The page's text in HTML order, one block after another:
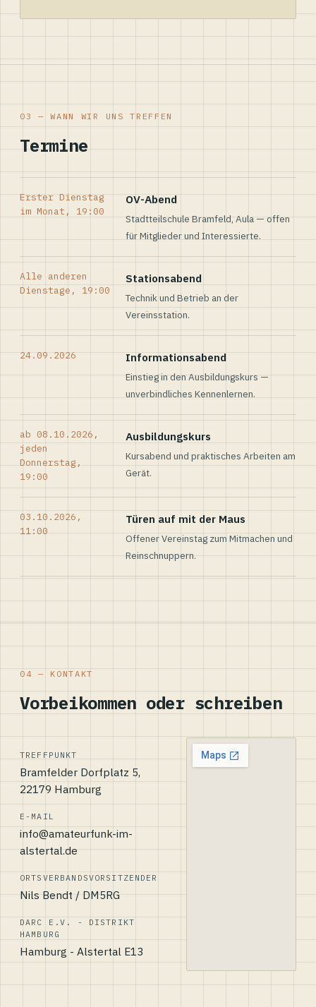
03 — WANN WIR UNS TREFFEN
Termine
Erster Dienstag
im Monat, 19:00
OV-Abend
Stadtteilschule Bramfeld, Aula — offen
für Mitglieder und Interessierte.
Alle anderen
Dienstage, 19:00
Stationsabend
Technik und Betrieb an der
Vereinsstation.
24.09.2026 Informationsabend
Einstieg in den Ausbildungskurs —
unverbindliches Kennenlernen.
ab 08.10.2026,
jeden
Donnerstag,
19:00
Ausbildungskurs
Kursabend und praktisches Arbeiten am
Gerät.
03.10.2026,
11:00
Türen auf mit der Maus
Offener Vereinstag zum Mitmachen und
Reinschnuppern.
04 — KONTAKT
Vorbeikommen oder schreiben
TREFFPUNKT
Bramfelder Dorfplatz 5,
22179 Hamburg
E-MAIL
info@amateurfunk-im-
alstertal.de
ORTSVERBANDSVORSITZENDER
Nils Bendt / DM5RG
DARC E.V. - DISTRIKT
HAMBURG
Hamburg - Alstertal E13